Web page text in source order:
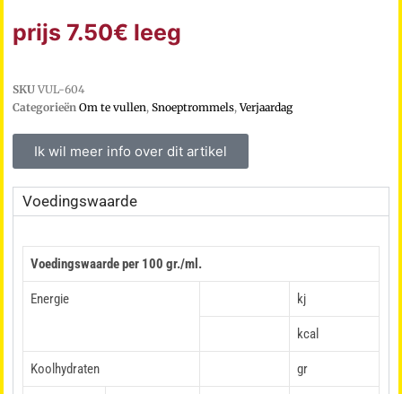
prijs 7.50€ leeg
SKU VUL-604
Categorieën Om te vullen, Snoeptrommels,Verjaardag
Ik wil meer info over dit artikel
Voedingswaarde
Voedingswaarde per 100 gr./ml.
Energie kj
kcal
Koolhydraten gr